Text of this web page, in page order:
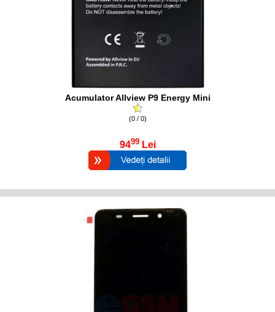
Acumulator Allview P9 Energy Mini
(0 / 0)
9499 Lei